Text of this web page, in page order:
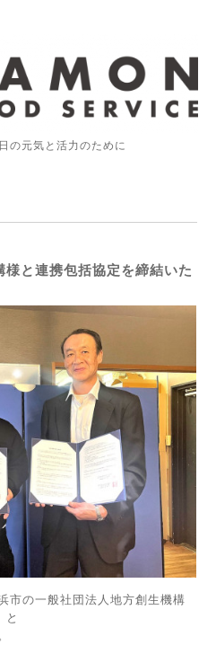
の元気と活力のために
と連携包括協定を締結いた
の一般社団法人地方創生機構
と